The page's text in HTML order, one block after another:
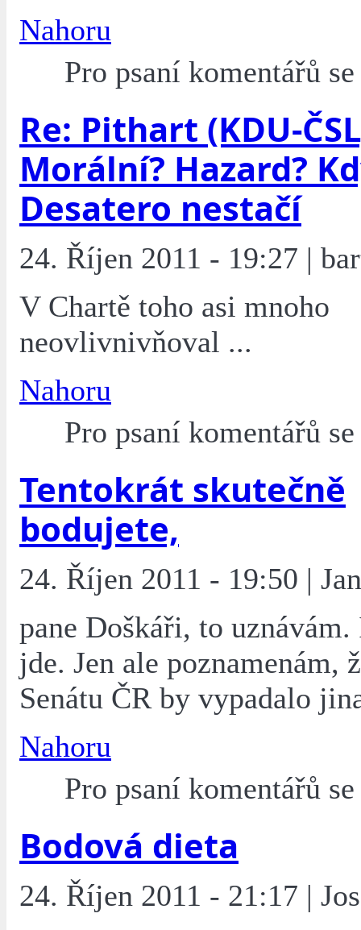
Nahoru
Pro psaní komentářů
Re: Pithart (KDU-
Morální? Hazard?
Desatero nestačí
24. Říjen 2011 - 19:27 |
V Chartě toho asi mnoho
neovlivnivňoval ...
Nahoru
Pro psaní komentářů
Tentokrát skutečně
bodujete,
24. Říjen 2011 - 19:50 |
pane Doškáři, to
jde. Jen ale poznamenám,
Senátu ČR by vypadalo
Nahoru
Pro psaní komentářů
Bodová dieta
24. Říjen 2011 - 21:17 |